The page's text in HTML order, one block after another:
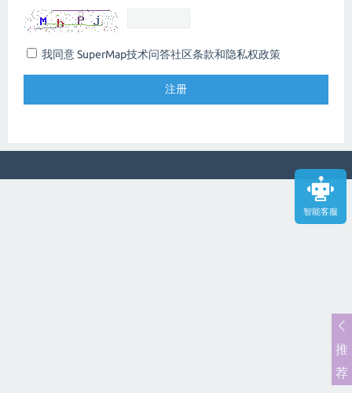
智能客服
我同意 SuperMap技术问答社区条款和隐私权政策